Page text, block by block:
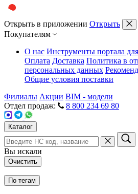
Открыть в приложении Открыть
Покупателям
О нас Инструменты портала
Оплата Доставка Политика в
персональных данных
Общие условия поставки
Филиалы Акции BIM - модели
Отдел продаж:
8 800 234 69 80
Каталог
Вы искали
Очистить
По тегам